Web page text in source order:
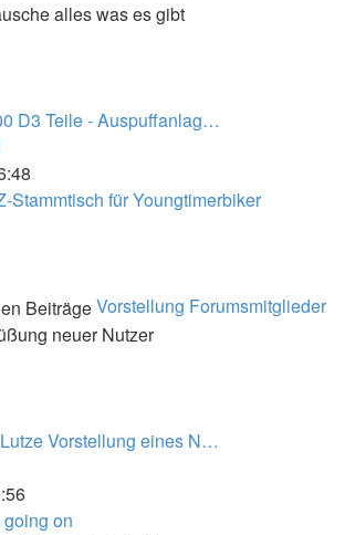
alles was es gibt
D3 Teile - Auspuffanlag…
Beitrag
Stammtisch für Youngtimerbiker
Vorstellung Forumsmitglieder
neuer Nutzer
Vorstellung eines N…
on